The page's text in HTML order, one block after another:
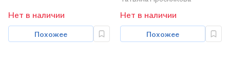
Нет в наличии
Похожее
Уроки творчества". 2
класс
Нет в наличии
Похожее